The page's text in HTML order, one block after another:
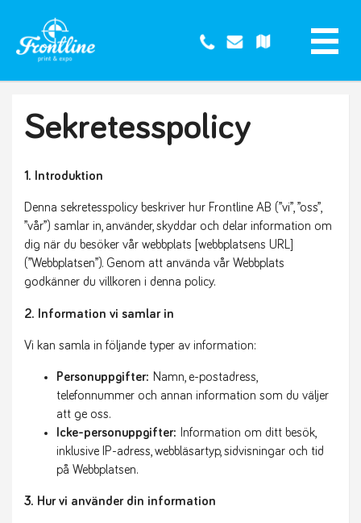
Sekretesspolicy
1. Introduktion
Denna sekretesspolicy beskriver hur Frontline AB (”vi”, ”oss”,
”vår”) samlar in, använder, skyddar och delar information om
dig när du besöker vår webbplats [webbplatsens URL]
(”Webbplatsen”). Genom att använda vår Webbplats
godkänner du villkoren i denna policy.
2. Information vi samlar in
Vi kan samla in följande typer av information:
Personuppgifter: Namn, e-postadress,
telefonnummer och annan information som du väljer
att ge oss.
Icke-personuppgifter: Information om ditt besök,
inklusive IP-adress, webbläsartyp, sidvisningar och tid
på Webbplatsen.
3. Hur vi använder din information